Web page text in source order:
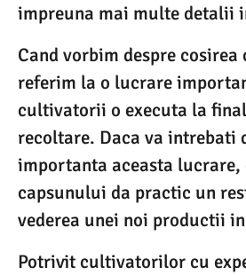
impreuna mai multe detalii
Cand vorbim despre
referim la o lucrare
cultivatorii o executa la
recoltare. Daca va intrebati
importanta aceasta
capsunului da practic un
vederea unei noi productii
Potrivit cultivatorilor cu